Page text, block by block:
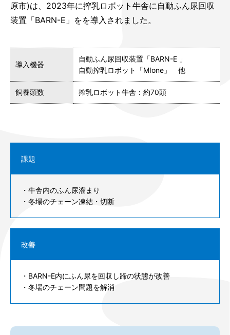
原市)は、2023年に搾乳ロボット牛舎に自動ふん尿回収
装置「BARN-E」をを導入されました。
導入機器
自動ふん尿回収装置「BARN-E 」
自動搾乳ロボット「MIone」 他
飼養頭数 搾乳ロボット牛舎：約70頭
課題
・牛舎内のふん尿溜まり
・冬場のチェーン凍結・切断
改善
・BARN-E内にふん尿を回収し蹄の状態が改善
・冬場のチェーン問題を解消